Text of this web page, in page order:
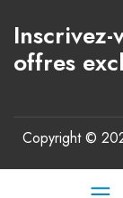
offres
Copyright ©